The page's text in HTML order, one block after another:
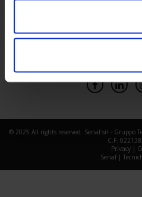
© 2025 All rights reserved. Senaf srl - Gruppo
C.F.
Privacy|
Senaf|